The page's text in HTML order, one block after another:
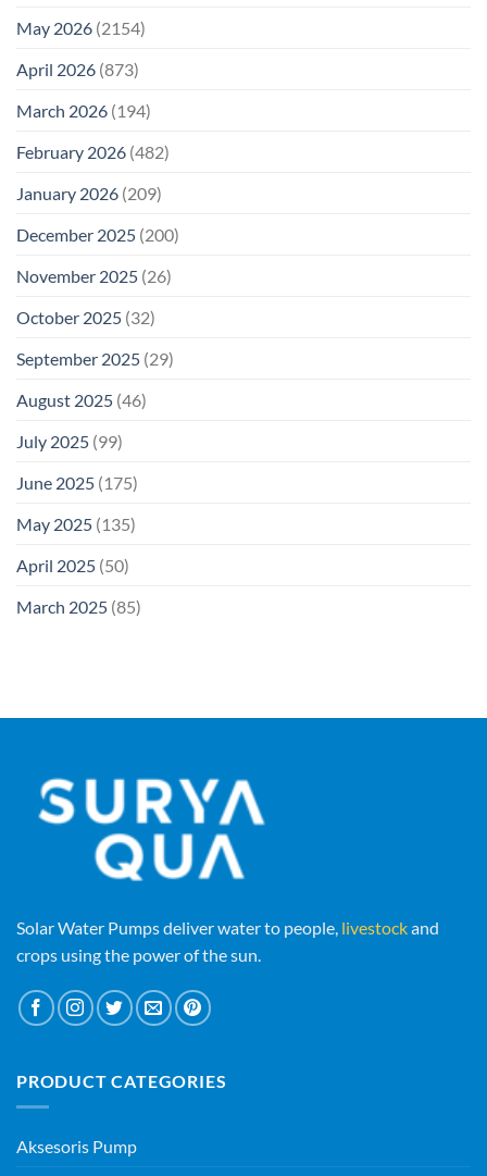
May 2026 (2154)
April 2026 (873)
March 2026 (194)
February 2026 (482)
January 2026 (209)
December 2025 (200)
November 2025 (26)
October 2025 (32)
September 2025 (29)
August 2025 (46)
July 2025 (99)
June 2025 (175)
May 2025 (135)
April 2025 (50)
March 2025 (85)
Solar Water Pumps deliver water to people, livestockand
crops using the power of the sun.
PRODUCT CATEGORIES
Aksesoris Pump